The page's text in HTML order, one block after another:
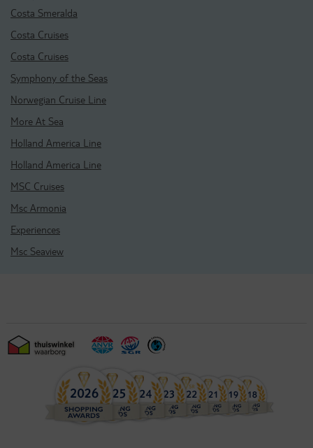
Costa Smeralda
Costa Cruises
Costa Cruises
Symphony of the Seas
Norwegian Cruise Line
More At Sea
Holland America Line
Holland America Line
MSC Cruises
Msc Armonia
Experiences
Msc Seaview